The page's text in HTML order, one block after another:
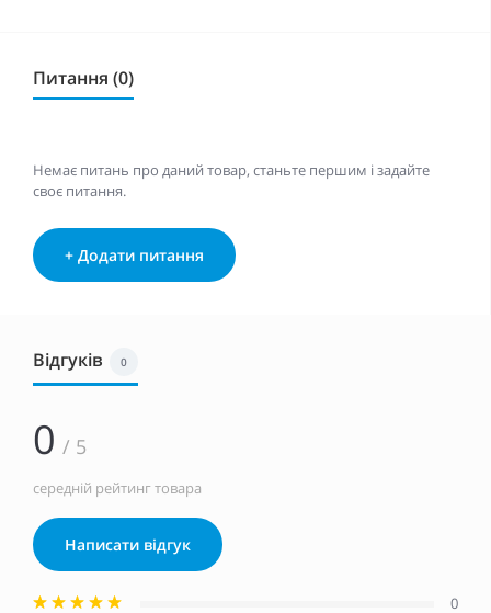
Питання (0)
Немає питань про даний товар, станьте першим і задайте
своє питання.
+ Додати питання
Відгуків 0
0 / 5
середній рейтинг товара
Написати відгук
0